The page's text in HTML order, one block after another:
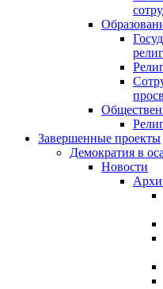
Завершенные проекты
Демократия в
Новости